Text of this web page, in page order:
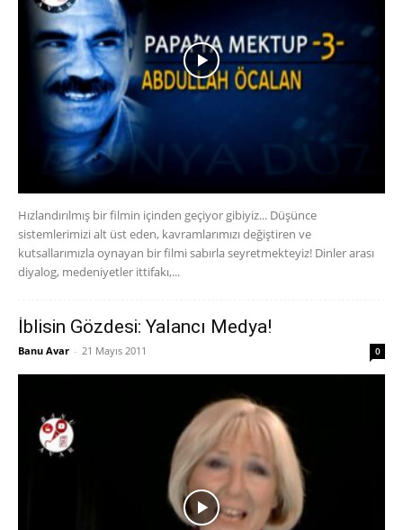
Hızlandırılmış bir filmin içinden geçiyor gibiyiz... Düşünce
sistemlerimizi alt üst eden, kavramlarımızı değiştiren ve
kutsallarımızla oynayan bir filmi sabırla seyretmekteyiz! Dinler arası
diyalog, medeniyetler ittifakı,...
İblisin Gözdesi: Yalancı Medya!
Banu Avar - 21 Mayıs 2011 0